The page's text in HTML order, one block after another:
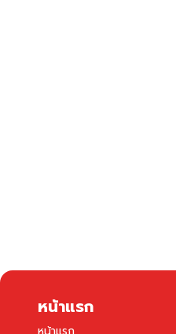
หน้าแรก